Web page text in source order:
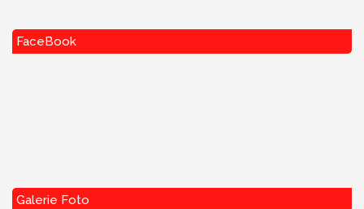
FaceBook
Galerie Foto